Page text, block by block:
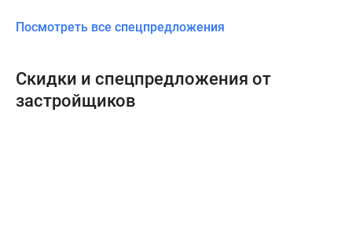
Посмотреть все спецпредложения
Скидки и спецпредложения от
застройщиков